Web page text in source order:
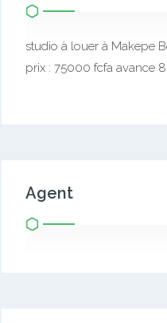
studio à louer à Makepe
prix : 75000 fcfa avance
Agent